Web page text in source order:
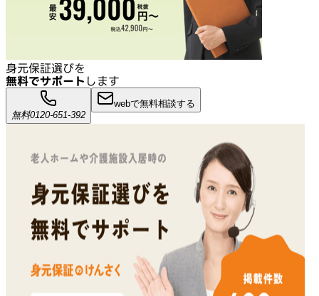
身元保証選びを
無料でサポート します
無料0120-651-392
webで無料相談する